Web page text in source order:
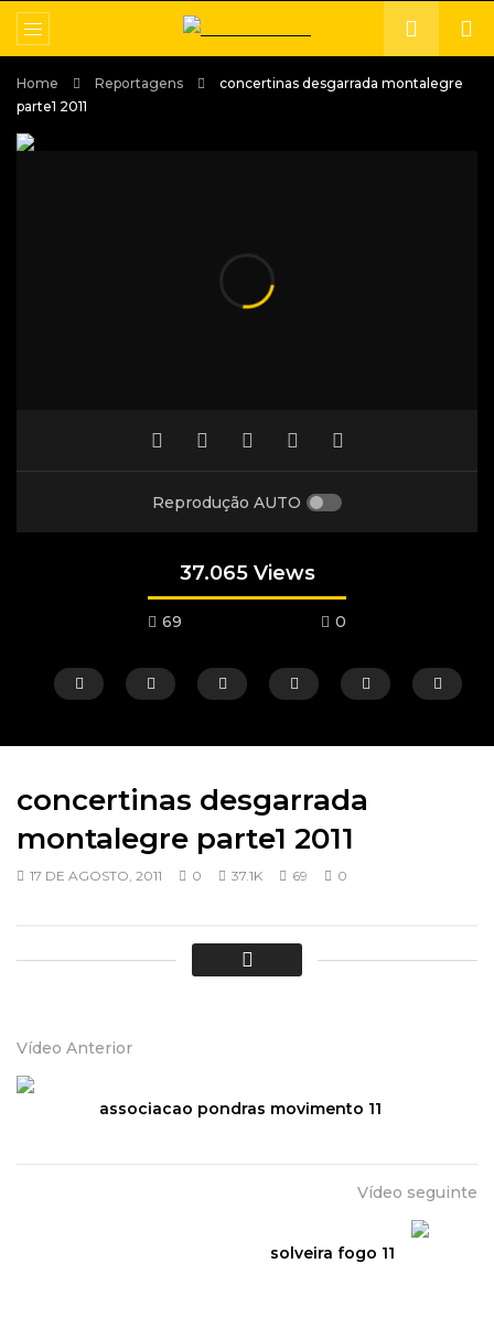
Home Reportagens
concertinas desgarrada montalegre
parte1 2011
Reprodução AUTO
37.065 Views
69 0
Ver depois
concertinas desgarrada
montalegre parte1 2011
17 DE AGOSTO, 2011 0 37.1K 69 0
Vídeo Anterior
associacao pondras movimento 11
Vídeo seguinte
solveira fogo 11